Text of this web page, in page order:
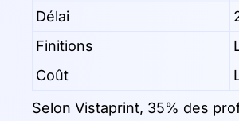
Délai
Finitions
Coût
Selon Vistaprint, 35% des